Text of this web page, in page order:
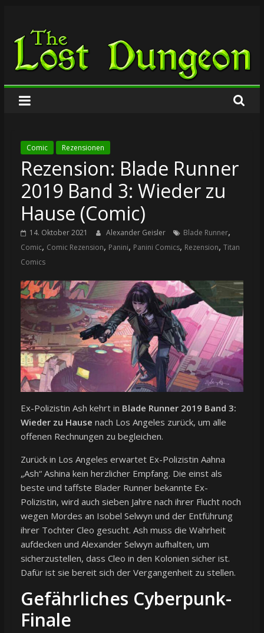
springen
The
Lost
Dungeon
Comic Rezensionen
Rezension: Blade Runner
2019 Band 3: Wieder zu
Hause (Comic)
14. Oktober 2021 Alexander Geisler Blade Runner,
Comic, Comic Rezension, Panini, Panini Comics, Rezension, Titan
Comics
Ex-Polizistin Ash kehrt in Blade Runner 2019 Band 3:
Wieder zu Hause nach Los Angeles zurück, um alle
offenen Rechnungen zu begleichen.
Zurück in Los Angeles erwartet Ex-Polizistin Aahna
„Ash“ Ashina kein herzlicher Empfang. Die einst als
beste und taffste Blader Runner bekannte Ex-
Polizistin, wird auch sieben Jahre nach ihrer Flucht noch
wegen Mordes an Isobel Selwyn und der Entführung
ihrer Tochter Cleo gesucht. Ash muss die Wahrheit
aufdecken und Alexander Selwyn aufhalten, um
sicherzustellen, dass Cleo in den Kolonien sicher ist.
Dafür ist sie bereit sich der Vergangenheit zu stellen.
Gefährliches Cyberpunk-
Finale